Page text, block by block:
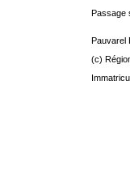
Passage
Pauvarel
(c)